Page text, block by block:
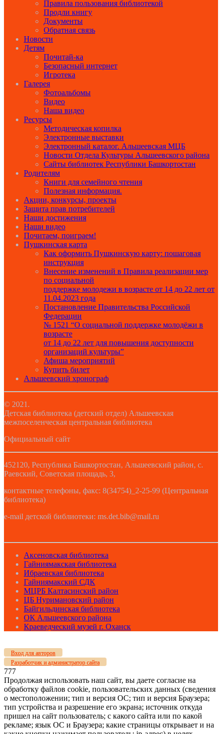
Правила пользования библиотекой
Продли книгу
Документы
Обратная связь
Новости
Детям
Почитай-ка
Безопасный интернет
Игротека
Галерея
Фотоальбомы
Видео
Наша видео
Ресурсы
Методическая копилка
Электронные выставки
Электронный каталог. Альшеевская МЦБ
Новости Отдела Культуры Альшеевского района
Сайты библиотек Республики Башкортостан
Родителям
Книги для семейного чтения
Полезная информация.
Акции, конкурсы, проекты
Защита прав потребителей
Наши достижения
Наши видео
Почитаем, поиграем!
Пушкинская карта
Как оформить Пушкинскую карту: пошаговая
инструкция
Внесение изменений в Правила реализации мер
по социальной
поддержке молодежи в возрасте от 14 до 22 лет от
11.04.2023 года
Постановление Правительства Российской
Федерации
№ 1521 “О социальной поддержке молодёжи в
возрасте
от 14 до 22 лет для повышения доступности
организаций культуры”
Афиша мероприятий
Купить билет
Альшеевский хронограф
© 2021.
Детская библиотека (детский отдел) Альшеевская
межпоселенческая центральная библиотека
Официальный сайт
452120, Республика Башкортостан, Альшеевский район, с.
Раевский, Советская площадь, 3,
контактные телефоны, факс: 8(34754)_2-25-99 (Центральная
библиотека)
e-mail детской библиотеки: ms.det.bib@mail.ru
Аксеновская библиотека
Гайниямакская библиотека
Ибраевская библиотека
Гайниямакский СДК
МЦРБ Калтасинский район
ЦБ Нуримановский район
Байгильдинская библиотека
ОК Альшеевского района
Краеведческий музей г. Оханск
Вход для авторов
Разработчик и администратор сайта
777
Продолжая использовать наш сайт, вы даете согласие на
обработку файлов cookie, пользовательских данных (сведения
о местоположении; тип и версия ОС; тип и версия Браузера;
тип устройства и разрешение его экрана; источник откуда
пришел на сайт пользователь; с какого сайта или по какой
рекламе; язык ОС и Браузера; какие страницы открывает и на